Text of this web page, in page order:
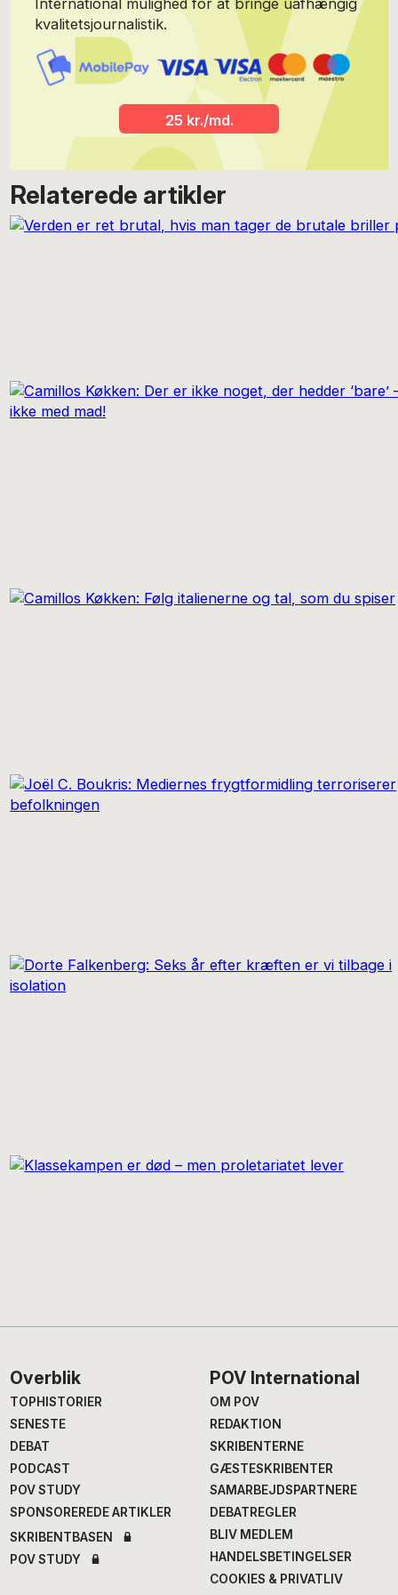
International mulighed for at bringe uafhængig
kvalitetsjournalistik.
25 kr./md.
Relaterede artikler
Footer
Overblik
TOPHISTORIER
SENESTE
DEBAT
PODCAST
POV STUDY
SPONSOREREDE ARTIKLER
SKRIBENTBASEN
POV STUDY
POV International
OM POV
REDAKTION
SKRIBENTERNE
GÆSTESKRIBENTER
SAMARBEJDSPARTNERE
DEBATREGLER
BLIV MEDLEM
HANDELSBETINGELSER
COOKIES & PRIVATLIV